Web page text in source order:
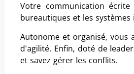
Votre communication
bureautiques et les
Autonome et organisé, vous
d'agilité. Enfin, doté de
et savez gérer les conflits.